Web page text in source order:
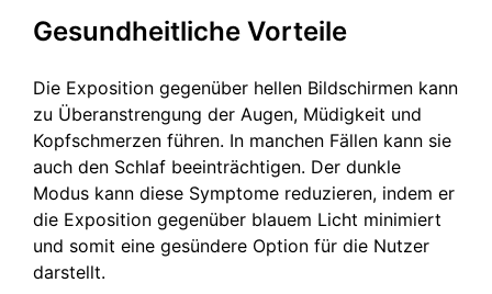
Gesundheitliche Vorteile
Die Exposition gegenüber hellen Bildschirmen kann
zu Überanstrengung der Augen, Müdigkeit und
Kopfschmerzen führen. In manchen Fällen kann sie
auch den Schlaf beeinträchtigen. Der dunkle
Modus kann diese Symptome reduzieren, indem er
die Exposition gegenüber blauem Licht minimiert
und somit eine gesündere Option für die Nutzer
darstellt.